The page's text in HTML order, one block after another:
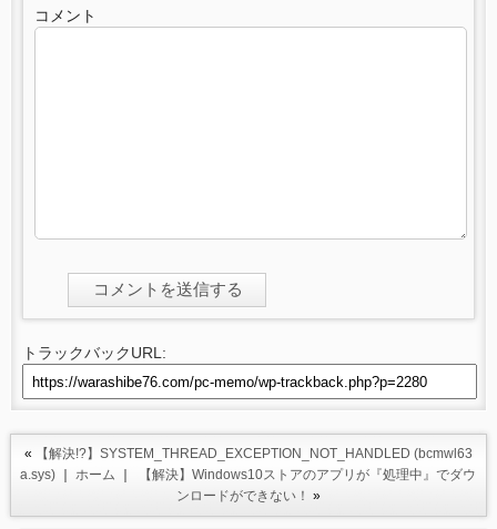
コメント
トラックバックURL:
«
【解決!?】SYSTEM_THREAD_EXCEPTION_NOT_HANDLED (bcmwl63
a.sys) ｜ホーム
【解決】Windows10ストアのアプリが『処理中』でダウ
ンロードができない！ »